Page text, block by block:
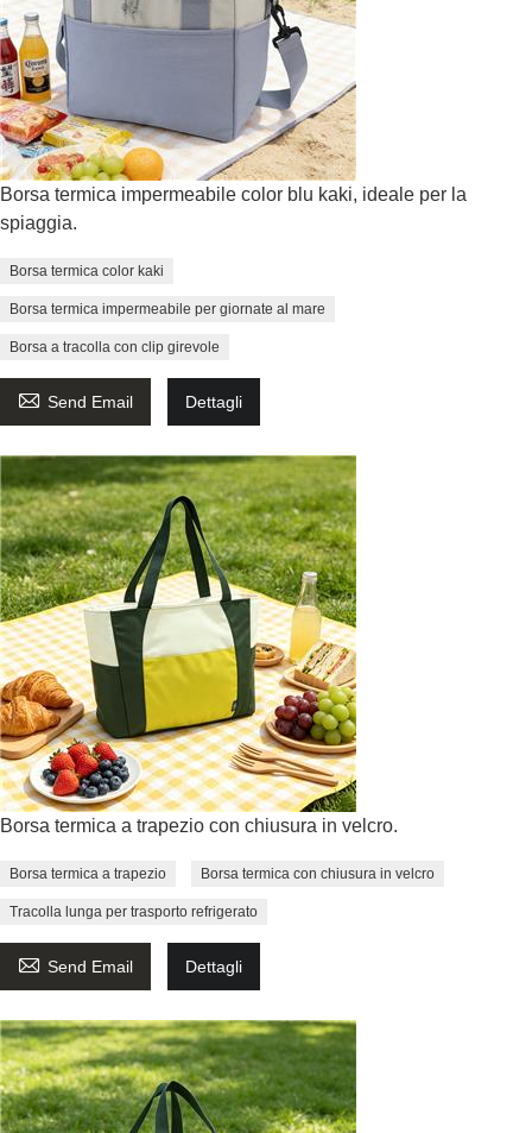
Borsa termica impermeabile color blu kaki, ideale per la
spiaggia.
Borsa termica color kaki
Borsa termica impermeabile per giornate al mare
Borsa a tracolla con clip girevole
 Send Email Dettagli
Borsa termica a trapezio con chiusura in velcro.
Borsa termica a trapezio Borsa termica con chiusura in velcro
Tracolla lunga per trasporto refrigerato
 Send Email Dettagli